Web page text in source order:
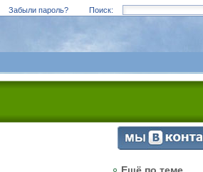
Забыли пароль? Поиск: